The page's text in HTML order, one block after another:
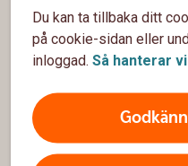
Du kan ta tillbaka ditt
på cookie-sidan eller
inloggad. Så hanterar vi
Om oss
Om Leksands Sparbank
Insatser för bygden